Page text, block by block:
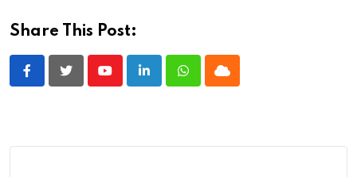
Share This Post:
YoutubeLinkedInWhatsappCloud